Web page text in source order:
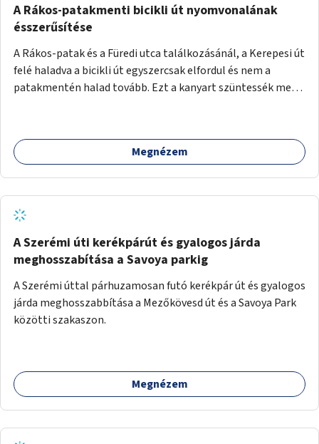
A Rákos-patakmenti bicikli út nyomvonalának
ésszerűsítése
A Rákos-patak és a Füredi utca találkozásánál, a Kerepesi út
felé haladva a bicikli út egyszercsak elfordul és nem a
patakmentén halad tovább. Ezt a kanyart szüntessék meg
Megnézem
A Szerémi úti kerékpárút és gyalogos járda
meghosszabítása a Savoya parkig
A Szerémi úttal párhuzamosan futó kerékpár út és gyalogos
járda meghosszabbítása a Mezőkövesd út és a Savoya Park
közötti szakaszon.
Megnézem